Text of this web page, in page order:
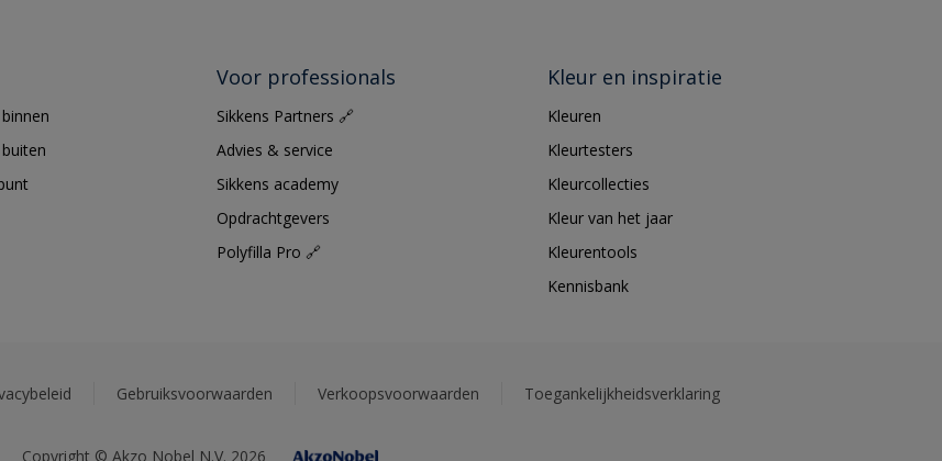
Voor professionals
Sikkens Partners 🔗
Advies & service
Sikkens academy
Opdrachtgevers
Polyfilla Pro 🔗
Kleur en inspiratie
Kleuren
Kleurtesters
Kleurcollecties
Kleur van het jaar
Kleurentools
Kennisbank
Gebruiksvoorwaarden Verkoopsvoorwaarden Toegankelijkheidsverklaring
Copyright © Akzo Nobel N.V. 2026